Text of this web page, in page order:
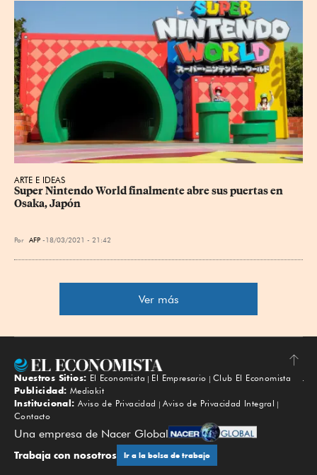
ARTE E IDEAS
Super Nintendo World finalmente abre sus puertas en
Osaka, Japón
Por AFP 18/03/2021 - 21:42
Ver más
Subir
Nuestros Sitios: El Economista El Empresario
Club El Economista
Publicidad: Mediakit
Institucional: Aviso de Privacidad
Aviso de Privacidad Integral
Contacto
Una empresa de Nacer Global
Trabaja con nosotros Ir a la bolsa de trabajo